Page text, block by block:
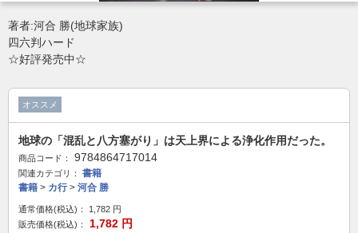
著者:河合 勝(地球家族)
四六判ハード
☆好評発売中☆
オススメ
地球の「混乱と八方塞がり」は天上界による浄化作用だった。
商品コード： 9784864717014
関連カテゴリ：
書籍
書籍 > カ行> 河合 勝
通常価格(税込)： 1,782 円
販売価格(税込)：
1,782 円